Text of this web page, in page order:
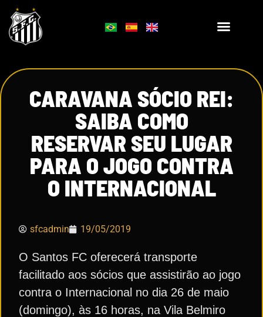
CARAVANA SÓCIO REI:
SAIBA COMO
RESERVAR SEU LUGAR
PARA O JOGO CONTRA
O INTERNACIONAL
sfcadmin 19/05/2019
O Santos FC oferecerá transporte
facilitado aos sócios que assistirão ao jogo
contra o Internacional no dia 26 de maio
(domingo), às 16 horas, na Vila Belmiro